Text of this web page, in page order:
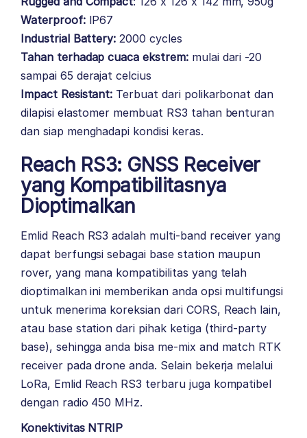
Waterproof: IP67
Industrial Battery: 2000 cycles
Tahan terhadap cuaca ekstrem:mulai dari -20
sampai 65 derajat celcius
Impact Resistant: Terbuat dari polikarbonat dan
dilapisi elastomer membuat RS3 tahan benturan
dan siap menghadapi kondisi keras.
Reach RS3: GNSS Receiver
yang Kompatibilitasnya
Dioptimalkan
Emlid Reach RS3 adalah multi-band receiver yang
dapat berfungsi sebagai base station maupun
rover, yang mana kompatibilitas yang telah
dioptimalkan ini memberikan anda opsi multifungsi
untuk menerima koreksian dari CORS, Reach lain,
atau base station dari pihak ketiga (third-party
base), sehingga anda bisa me-mix and match RTK
receiver pada drone anda. Selain bekerja melalui
LoRa, Emlid Reach RS3 terbaru juga kompatibel
dengan radio 450 MHz.
Konektivitas NTRIP